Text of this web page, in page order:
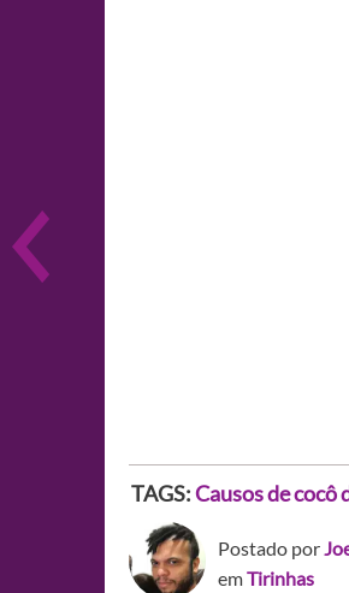
TAGS:Causos de cocô
Postado por
emTirinhas